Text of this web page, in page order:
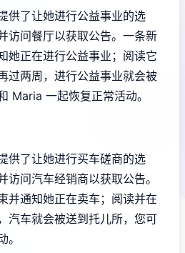
供了让她进行公益事业的选
访问餐厅以获取公告。一条新
她正在进行公益事业；阅读它
过两周，进行公益事业就会被
Maria 一起恢复正常活动。
供了让她进行买车磋商的选
访问汽车经销商以获取公告。
并通知她正在卖车；阅读并在
汽车就会被送到托儿所，您可